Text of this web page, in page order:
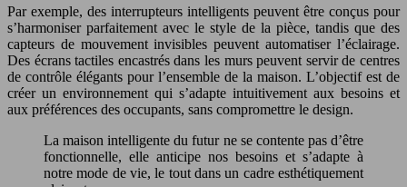
Par exemple, des interrupteurs intelligents peuvent être conçus pour
s’harmoniser parfaitement avec le style de la pièce, tandis que des
capteurs de mouvement invisibles peuvent automatiser l’éclairage.
Des écrans tactiles encastrés dans les murs peuvent servir de centres
de contrôle élégants pour l’ensemble de la maison. L’objectif est de
créer un environnement qui s’adapte intuitivement aux besoins et
aux préférences des occupants, sans compromettre le design.
La maison intelligente du futur ne se contente pas d’être
fonctionnelle, elle anticipe nos besoins et s’adapte à
notre mode de vie, le tout dans un cadre esthétiquement